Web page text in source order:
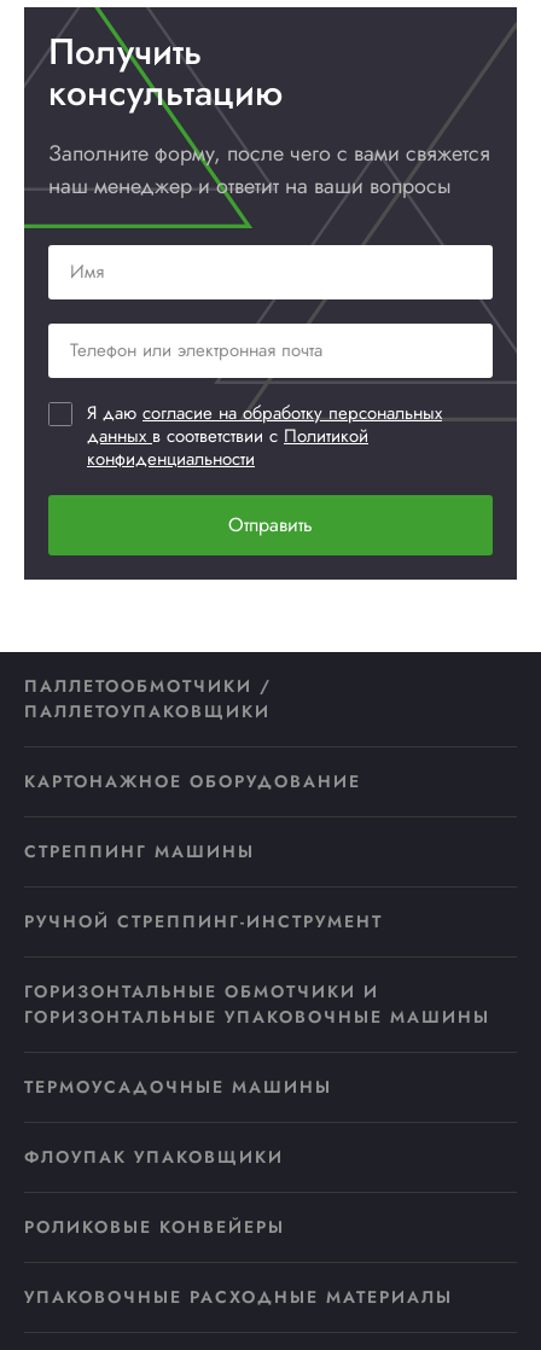
Получить
консультацию
Заполните форму, после чего с вами свяжется
наш менеджер и ответит на ваши вопросы
Я даю согласие на обработку персональных
данных в соответствии с Политикой
конфиденциальности
Отправить
ПАЛЛЕТООБМОТЧИКИ /
ПАЛЛЕТОУПАКОВЩИКИ
КАРТОНАЖНОЕ ОБОРУДОВАНИЕ
СТРЕППИНГ МАШИНЫ
РУЧНОЙ СТРЕППИНГ-ИНСТРУМЕНТ
ГОРИЗОНТАЛЬНЫЕ ОБМОТЧИКИ И
ГОРИЗОНТАЛЬНЫЕ УПАКОВОЧНЫЕ МАШИНЫ
ТЕРМОУСАДОЧНЫЕ МАШИНЫ
ФЛОУПАК УПАКОВЩИКИ
РОЛИКОВЫЕ КОНВЕЙЕРЫ
УПАКОВОЧНЫЕ РАСХОДНЫЕ МАТЕРИАЛЫ